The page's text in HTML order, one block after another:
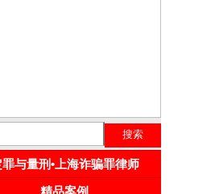
罪与量刑•上海诈骗罪律师
精品案例